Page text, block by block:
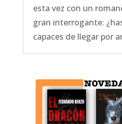
esta vez con un
gran interrogante:
capaces de llegar por